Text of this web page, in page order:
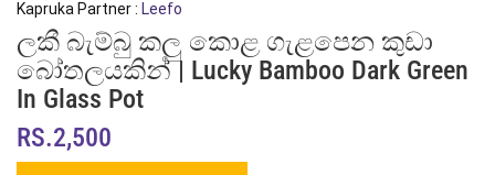
Kapruka Partner : Leefo
ලකී බැම්බු කලු කොළ ගැළපෙන කුඩා
බෝතලයකින් | Lucky Bamboo Dark Green
In Glass Pot
RS.2,500